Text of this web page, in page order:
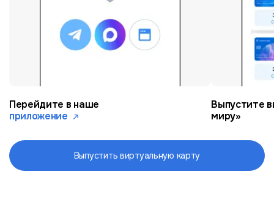
Перейдите в наше
приложение
Выпустите
миру»
Выпустить виртуальную карту